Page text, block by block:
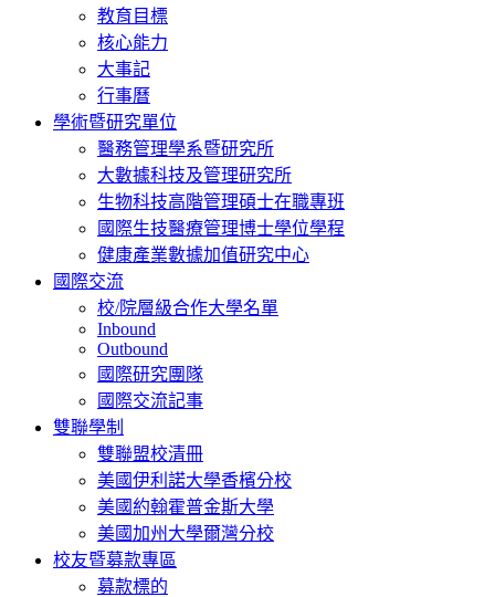
教育目標
核心能力
大事記
行事曆
學術暨研究單位
醫務管理學系暨研究所
大數據科技及管理研究所
生物科技高階管理碩士在職專班
國際生技醫療管理博士學位學程
健康產業數據加值研究中心
國際交流
校/院層級合作大學名單
Inbound
Outbound
國際研究團隊
國際交流記事
雙聯學制
雙聯盟校清冊
美國伊利諾大學香檳分校
美國約翰霍普金斯大學
美國加州大學爾灣分校
校友暨募款專區
募款標的